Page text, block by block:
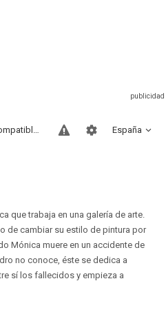
España
Sitios compatibles
que trabaja en una galería de arte.
de cambiar su estilo de pintura por
Mónica muere en un accidente de
no conoce, éste se dedica a
sí los fallecidos y empieza a